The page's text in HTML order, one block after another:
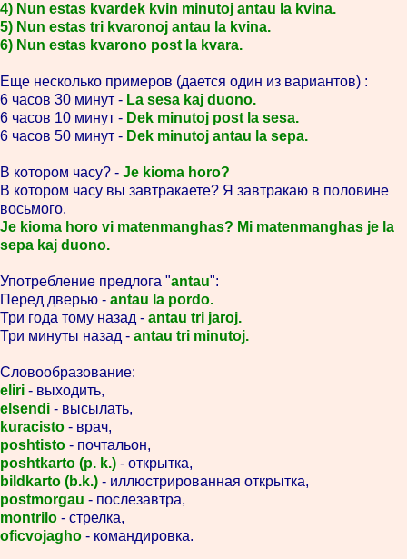
4) Nun estas kvardek kvin minutoj antau la kvina.
5) Nun estas tri kvaronoj antau la kvina.
6) Nun estas kvarono post la kvara.
Еще несколько примеров (дается один из вариантов) :
6 часов 30 минут - La sesa kaj duono.
6 часов 10 минут - Dek minutoj post la sesa.
6 часов 50 минут - Dek minutoj antau la sepa.
В котором часу? - Je kioma horo?
В котором часу вы завтракаете? Я завтракаю в половине
восьмого.
Je kioma horo vi matenmanghas? Mi matenmanghas je la
sepa kaj duono.
Употребление предлога "antau":
Перед дверью - antau la pordo.
Три года тому назад - antau tri jaroj.
Три минуты назад - antau tri minutoj.
Словообразование:
eliri - выходить,
elsendi - высылать,
kuracisto - врач,
poshtisto - почтальон,
poshtkarto (p. k.) - открытка,
bildkarto (b.k.) - иллюстрированная открытка,
postmorgau - послезавтра,
montrilo - стрелка,
oficvojagho - командировка.